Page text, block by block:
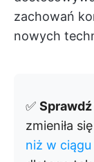
zachowań
nowych
✅
zmieniła
niż w